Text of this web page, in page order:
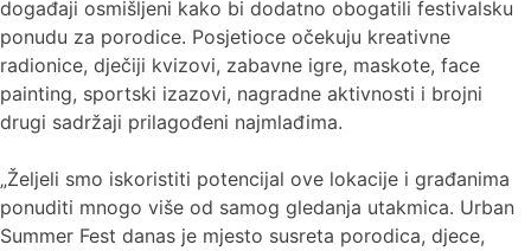
događaji osmišljeni kako bi dodatno obogatili festivalsku
ponudu za porodice. Posjetioce očekuju kreativne
radionice, dječiji kvizovi, zabavne igre, maskote, face
painting, sportski izazovi, nagradne aktivnosti i brojni
drugi sadržaji prilagođeni najmlađima.
„Željeli smo iskoristiti potencijal ove lokacije i građanima
ponuditi mnogo više od samog gledanja utakmica. Urban
Summer Fest danas je mjesto susreta porodica, djece,